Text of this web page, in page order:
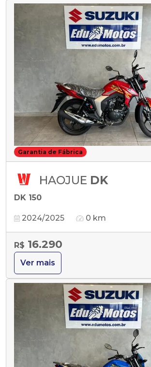
Garantia de Fábrica
HAOJUE DK
DK 150
2024/2025 0 km
R$ 16.290
Ver mais